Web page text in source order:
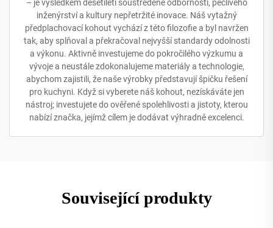
– je výsledkem desetiletí soustředěné odbornosti, pečlivého
inženýrství a kultury nepřetržité inovace. Náš vytažný
předplachovací kohout vychází z této filozofie a byl navržen
tak, aby splňoval a překračoval nejvyšší standardy odolnosti
a výkonu. Aktivně investujeme do pokročilého výzkumu a
vývoje a neustále zdokonalujeme materiály a technologie,
abychom zajistili, že naše výrobky představují špičku řešení
pro kuchyni. Když si vyberete náš kohout, nezískáváte jen
nástroj; investujete do ověřené spolehlivosti a jistoty, kterou
nabízí značka, jejímž cílem je dodávat výhradně excelenci.
Související produkty